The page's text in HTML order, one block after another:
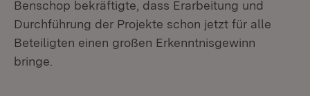
Benschop bekräftigte, dass Erarbeitung und
Durchführung der Projekte schon jetzt für alle
Beteiligten einen großen Erkenntnisgewinn
bringe.